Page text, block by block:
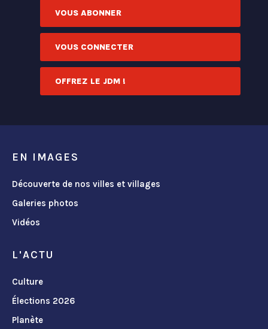
VOUS ABONNER
VOUS CONNECTER
OFFREZ LE JDM !
EN IMAGES
Découverte de nos villes et villages
Galeries photos
Vidéos
L'ACTU
Culture
Élections 2026
Planète